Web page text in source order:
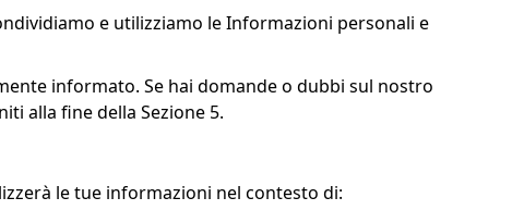
e utilizziamo le Informazioni personali e
informato. Se hai domande o dubbi sul nostro
alla fine della Sezione 5.
le tue informazioni nel contesto di: